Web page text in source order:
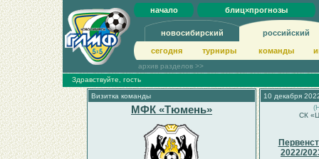
начало блиц×прогнозы
новосибирский российский
сегодня турниры команды
архив разделов >>
Здравствуйте, гость
Визитка команды
МФК «Тюмень»
10 декабря
СК
2022/